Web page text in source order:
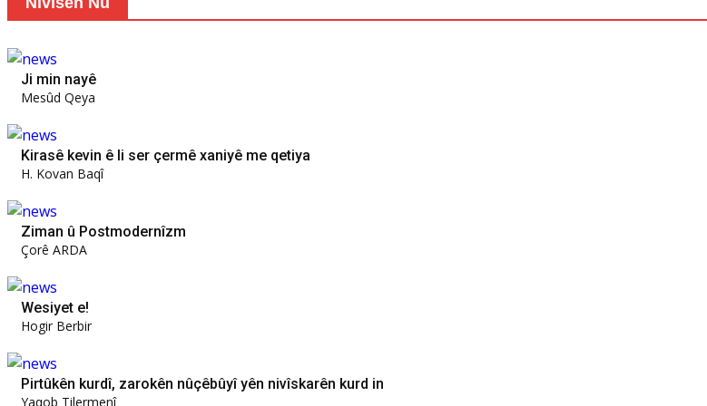
Ji min nayê
Mesûd Qeya
Kirasê kevin ê li ser çermê xaniyê me qetiya
H. Kovan Baqî
Ziman û Postmodernîzm
Çorê ARDA
Wesiyet e!
Hogir Berbir
Pirtûkên kurdî, zarokên nûçêbûyî yên nivîskarên kurd in
Yaqob Tilermenî